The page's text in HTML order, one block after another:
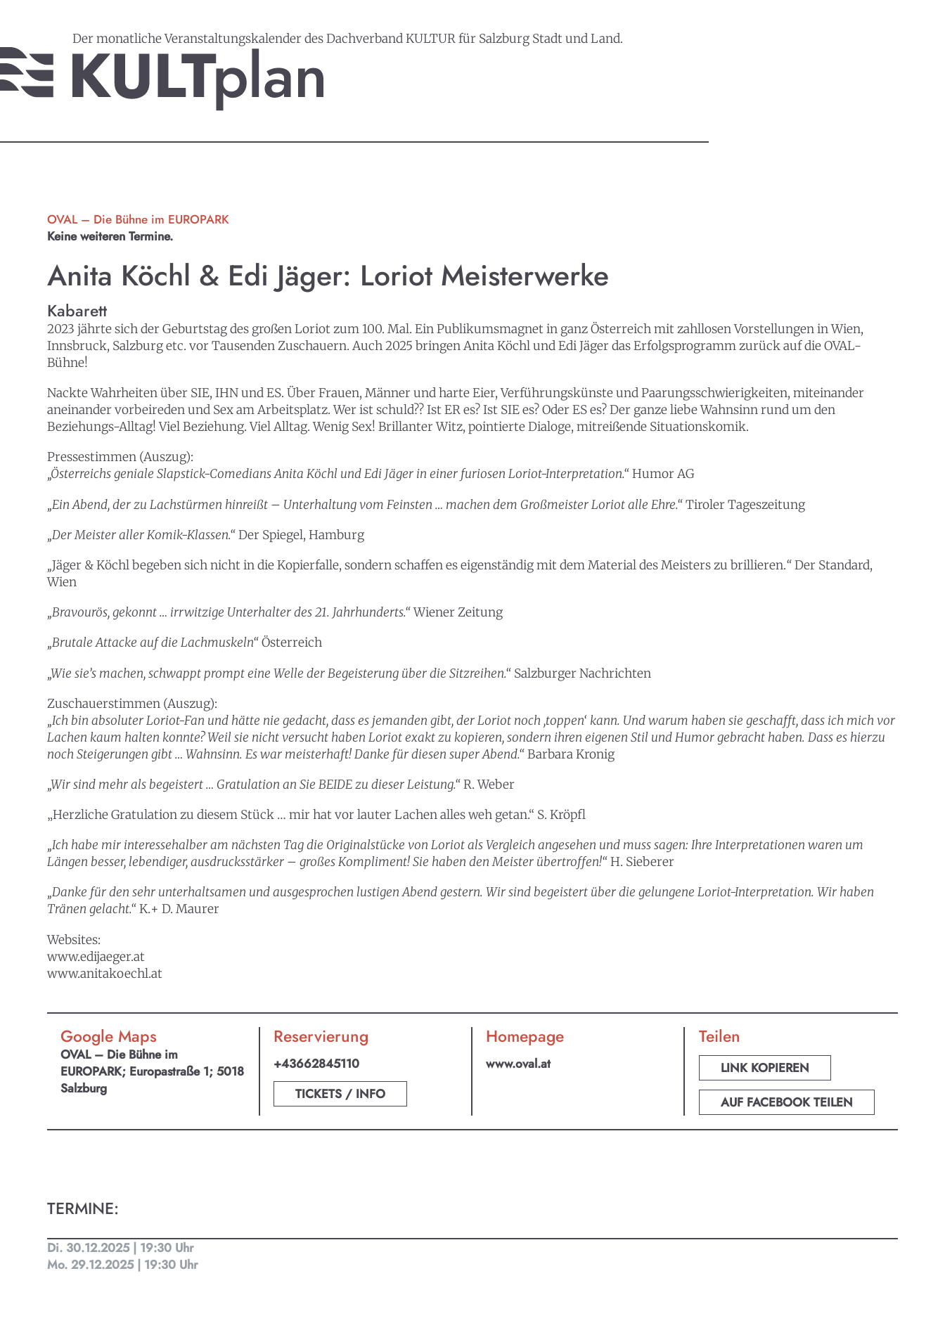
Der monatliche Veranstaltungskalender des Dachverband KULTUR für Salzburg Stadt und Land.
OVAL – Die Bühne im EUROPARK
Keine weiteren Termine.
Anita Köchl & Edi Jäger: Loriot Meisterwerke
Kabarett
2023 jährte sich der Geburtstag des großen Loriot zum 100. Mal. Ein Publikumsmagnet in ganz Österreich mit zahllosen Vorstellungen in Wien,
Innsbruck, Salzburg etc. vor Tausenden Zuschauern. Auch 2025 bringen Anita Köchl und Edi Jäger das Erfolgsprogramm zurück auf die OVAL-
Bühne!
Nackte Wahrheiten über SIE, IHN und ES. Über Frauen, Männer und harte Eier, Verführungskünste und Paarungsschwierigkeiten, miteinander
aneinander vorbeireden und Sex am Arbeitsplatz. Wer ist schuld?? Ist ER es? Ist SIE es? Oder ES es? Der ganze liebe Wahnsinn rund um den
Beziehungs-Alltag! Viel Beziehung. Viel Alltag. Wenig Sex! Brillanter Witz, pointierte Dialoge, mitreißende Situationskomik.
Pressestimmen (Auszug):
„Österreichs geniale Slapstick-Comedians Anita Köchl und Edi Jäger in einer furiosen Loriot-Interpretation.“Humor AG
„Ein Abend, der zu Lachstürmen hinreißt – Unterhaltung vom Feinsten … machen dem Großmeister Loriot alle Ehre.“Tiroler Tageszeitung
„Der Meister aller Komik-Klassen.“Der Spiegel, Hamburg
„Jäger & Köchl begeben sich nicht in die Kopierfalle, sondern schaffen es eigenständig mit dem Material des Meisters zu brillieren.“Der Standard,
Wien
„Bravourös, gekonnt … irrwitzige Unterhalter des 21. Jahrhunderts.“Wiener Zeitung
„Brutale Attacke auf die Lachmuskeln“Österreich
„Wie sie’s machen, schwappt prompt eine Welle der Begeisterung über die Sitzreihen.“ Salzburger Nachrichten
Zuschauerstimmen (Auszug):
„Ich bin absoluter Loriot-Fan und hätte nie gedacht, dass es jemanden gibt, der Loriot noch ,toppen‘ kann. Und warum haben sie geschafft, dass ich mich vor
Lachen kaum halten konnte? Weil sie nicht versucht haben Loriot exakt zu kopieren, sondern ihren eigenen Stil und Humor gebracht haben. Dass es hierzu
noch Steigerungen gibt … Wahnsinn. Es war meisterhaft! Danke für diesen super Abend.“Barbara Kronig
„Wir sind mehr als begeistert … Gratulation an Sie BEIDE zu dieser Leistung.“R. Weber
„Herzliche Gratulation zu diesem Stück … mir hat vor lauter Lachen alles weh getan.“ S. Kröpfl
„Ich habe mir interessehalber am nächsten Tag die Originalstücke von Loriot als Vergleich angesehen und muss sagen: Ihre Interpretationen waren um
Längen besser, lebendiger, ausdrucksstärker – großes Kompliment! Sie haben den Meister übertroffen!“H. Sieberer
„Danke für den sehr unterhaltsamen und ausgesprochen lustigen Abend gestern. Wir sind begeistert über die gelungene Loriot-Interpretation. Wir haben
Tränen gelacht.“K.+ D. Maurer
Websites:
www.edijaeger.at
www.anitakoechl.at
Google Maps
OVAL – Die Bühne im
EUROPARK; Europastraße 1; 5018
Salzburg
Reservierung
+43662845110
TICKETS / INFO
Homepage
www.oval.at
Teilen
LINK KOPIEREN
AUF FACEBOOK TEILEN
TERMINE:
Di. 30.12.2025 | 19:30 Uhr
Mo. 29.12.2025 | 19:30 Uhr
KULTplan ABO
Kultur in Salzburg auf einen Blick